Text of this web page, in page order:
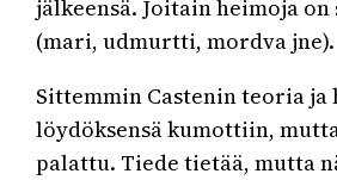
jälkeensä. Joitain heimoja
(mari, udmurtti, mordva jne).
Sittemmin Castenin teoria ja
löydöksensä kumottiin,
palattu. Tiede tietää, mutta